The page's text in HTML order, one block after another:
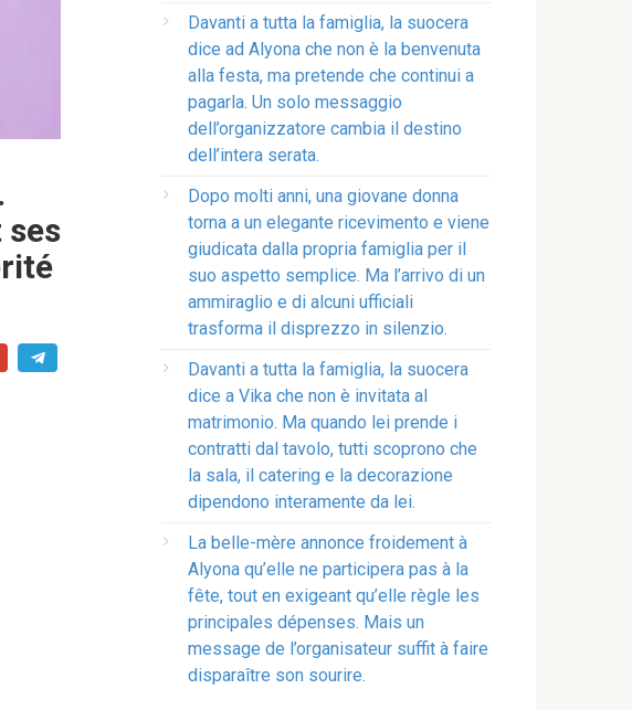
ses
Davanti a tutta la famiglia, la suocera
dice ad Alyona che non è la benvenuta
alla festa, ma pretende che continui a
pagarla. Un solo messaggio
dell’organizzatore cambia il destino
dell’intera serata.
Dopo molti anni, una giovane donna
torna a un elegante ricevimento e viene
giudicata dalla propria famiglia per il
suo aspetto semplice. Ma l’arrivo di un
ammiraglio e di alcuni ufficiali
trasforma il disprezzo in silenzio.
Davanti a tutta la famiglia, la suocera
dice a Vika che non è invitata al
matrimonio. Ma quando lei prende i
contratti dal tavolo, tutti scoprono che
la sala, il catering e la decorazione
dipendono interamente da lei.
La belle-mère annonce froidement à
Alyona qu’elle ne participera pas à la
fête, tout en exigeant qu’elle règle les
principales dépenses. Mais un
message de l’organisateur suffit à faire
disparaître son sourire.